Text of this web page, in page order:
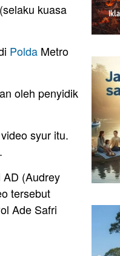
kuasa
Polda Metro
oleh penyidik
syur itu.
AD (Audrey
tersebut
Ade Safri